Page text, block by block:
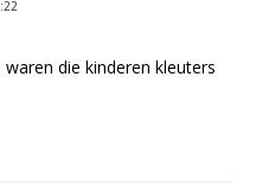
die kinderen kleuters